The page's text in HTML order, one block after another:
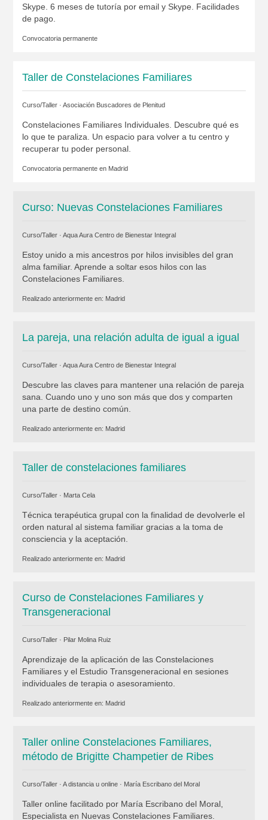
Skype. 6 meses de tutoría por email y Skype. Facilidades
de pago.
Convocatoria permanente
Taller de Constelaciones Familiares
Curso/Taller · Asociación Buscadores de Plenitud
Constelaciones Familiares Individuales. Descubre qué es
lo que te paraliza. Un espacio para volver a tu centro y
recuperar tu poder personal.
Convocatoria permanente en Madrid
Curso: Nuevas Constelaciones Familiares
Curso/Taller · Aqua Aura Centro de Bienestar Integral
Estoy unido a mis ancestros por hilos invisibles del gran
alma familiar. Aprende a soltar esos hilos con las
Constelaciones Familiares.
Realizado anteriormente en: Madrid
La pareja, una relación adulta de igual a igual
Curso/Taller · Aqua Aura Centro de Bienestar Integral
Descubre las claves para mantener una relación de pareja
sana. Cuando uno y uno son más que dos y comparten
una parte de destino común.
Realizado anteriormente en: Madrid
Taller de constelaciones familiares
Curso/Taller · Marta Cela
Técnica terapéutica grupal con la finalidad de devolverle el
orden natural al sistema familiar gracias a la toma de
consciencia y la aceptación.
Realizado anteriormente en: Madrid
Curso de Constelaciones Familiares y
Transgeneracional
Curso/Taller · Pilar Molina Ruiz
Aprendizaje de la aplicación de las Constelaciones
Familiares y el Estudio Transgeneracional en sesiones
individuales de terapia o asesoramiento.
Realizado anteriormente en: Madrid
Taller online Constelaciones Familiares,
método de Brigitte Champetier de Ribes
Curso/Taller · A distancia u online · María Escribano del Moral
Taller online facilitado por María Escribano del Moral,
Especialista en Nuevas Constelaciones Familiares.